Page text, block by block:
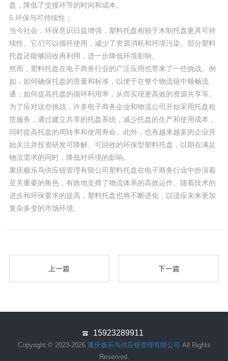
盘，降低了交接环节的时间和成本。
5.环保与可持续性：
当今社会，环保意识日益增强，塑料托盘相较于木制托盘更具可持
续性。它们可以循环使用，减少了资源消耗和环境污染。部分塑料
托盘还能够回收再利用，进一步降低环境影响。
然而，塑料托盘在电子商务行业的广泛应用也带来了一些挑战。例
如，如何确保托盘的质量和标准，以便于在整个物流链中顺畅流
通；如何提高托盘的循环利用率，从而实现更高效的资源共享等。
为了应对这些挑战，许多电子商务企业和物流公司开始采用托盘租
赁服务，通过建立共享的托盘系统，减少托盘的生产和使用成本，
同时提高托盘的周转率和使用寿命。此外，也有越来越多的企业开
始关注并投资研发可降解、可回收的环保型塑料托盘，以期在满足
物流需求的同时，降低对环境的影响。
重庆极乐鸟供应链管理有限公司塑料托盘在电子商务行业中扮演着
至关重要的角色，有效地支撑了物流体系的高效运作。随着技术的
进步和环保要求的提高，塑料托盘也将不断进化，以适应未来更加
复杂多变的市场环境。
上一篇 下一篇
15923289911
Copyright © 2023-2026 重庆极乐鸟供应链管理有限公司 All Rights
Reserved.